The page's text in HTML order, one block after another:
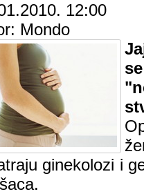
12:00
Mondo
ginekolozi i